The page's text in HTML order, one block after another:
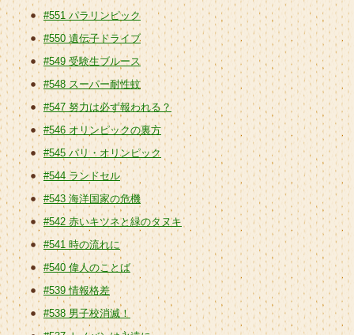
#551 パラリンピック
#550 遺伝子ドライブ
#549 受験生ブルース
#548 スーパー耐性蚊
#547 努力は必ず報われる？
#546 オリンピックの裏方
#545 パリ・オリンピック
#544 ランドセル
#543 海洋国家の危機
#542 赤いキツネと緑のタヌキ
#541 時の流れに
#540 偉人のことば
#539 情報格差
#538 男子校消滅！